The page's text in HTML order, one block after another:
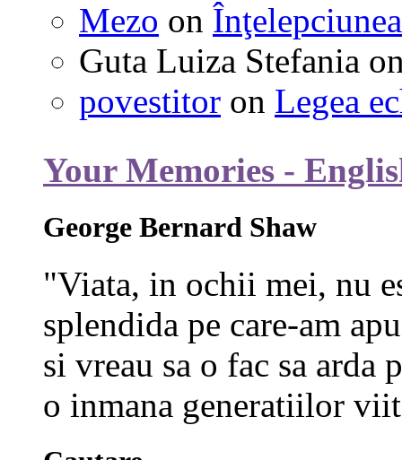
Mezo on Înţelepciunea
Guta Luiza Stefania
povestitor on Legea
Your Memories -
George Bernard Shaw
"Viata, in ochii mei, nu
splendida pe care-am
si vreau sa o fac sa
o inmana generatiilor